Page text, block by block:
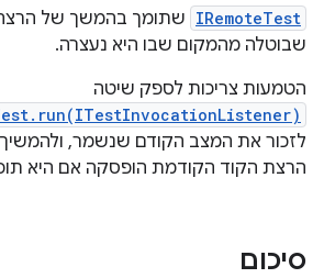
IRemoteTest שתומך בהמשך של
שבוטלה מהמקום שבו היא נעצרה.
הטמעות צריכות לספק שיטה
לזכור את המצב הקודם שנשמר,
הרצת הקוד הקודמת הופסקה אם היא
סיכום